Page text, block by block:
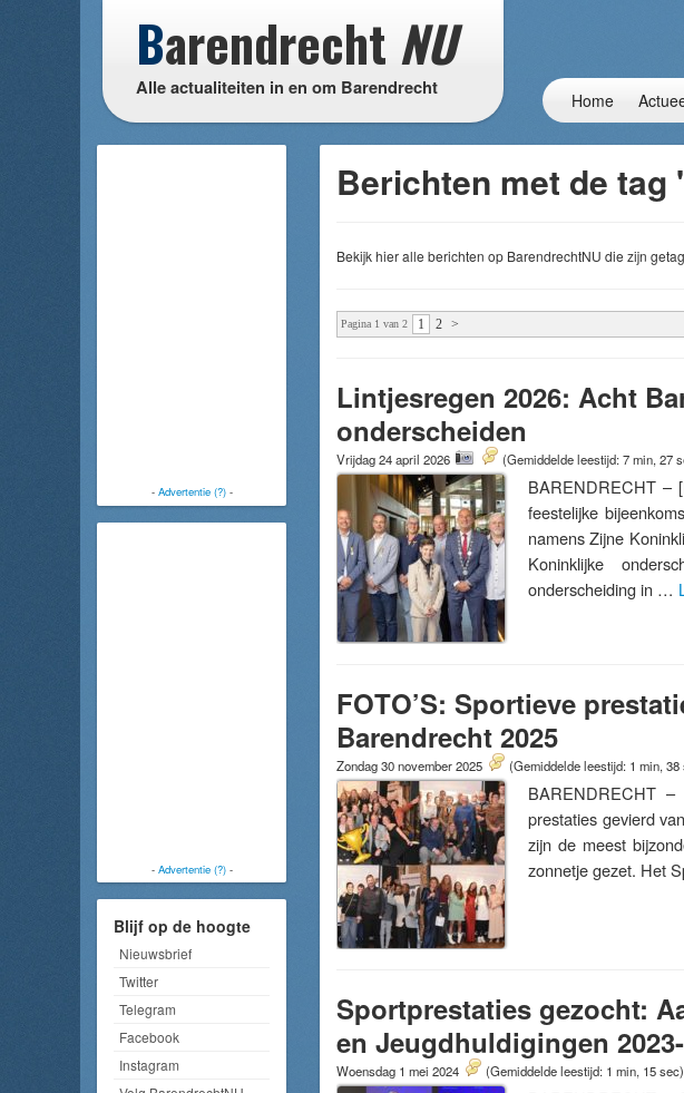
Barendrecht NU
Alle actualiteiten in en om Barendrecht
Home
- Advertentie (?)-
- Advertentie (?)-
Blijf op de hoogte
Nieuwsbrief
Twitter
Telegram
Facebook
Instagram
Berichten met de tag
Bekijk hier alle berichten op BarendrechtNU die zijn
Pagina 1 van 2 1 2 >
Lintjesregen 2026: Acht
onderscheiden
Vrijdag 24 april 2026 (Gemiddelde leestijd: 7 min, 27
BARENDRECHT –
feestelijke
namens Zijne
Koninklijke
onderscheiding in …
FOTO’S: Sportieve
Barendrecht 2025
Zondag 30 november 2025 (Gemiddelde leestijd: 1 min, 38
BARENDRECHT –
prestaties gevierd
zijn de meest
zonnetje gezet. Het
Sportprestaties gezocht:
en Jeugdhuldigingen
Woensdag 1 mei 2024 (Gemiddelde leestijd: 1 min, 15 sec)